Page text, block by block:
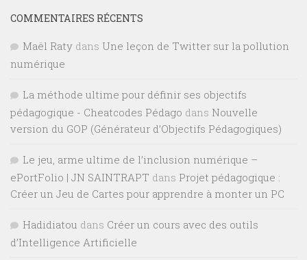
COMMENTAIRES RÉCENTS
Maël Raty dans Une leçon de Twitter sur la pollution
numérique
La méthode ultime pour définir ses objectifs
pédagogique - Cheatcodes Pédago dans Nouvelle
version du GOP (Générateur d’Objectifs Pédagogiques)
Le jeu, arme ultime de l’inclusion numérique –
ePortFolio | JN SAINTRAPT dans Projet pédagogique :
Créer un Jeu de Cartes pour apprendre à monter un PC
Hadidiatou dans Créer un cours avec des outils
d’Intelligence Artificielle